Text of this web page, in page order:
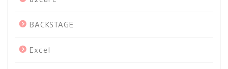
BACKSTAGE
Excel